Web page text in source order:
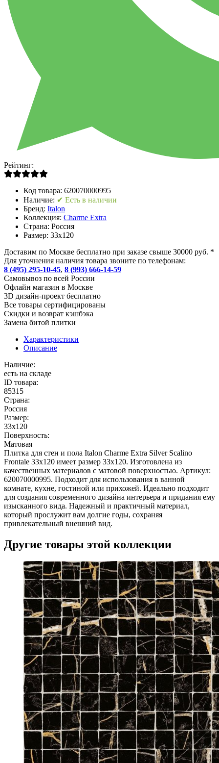
Рейтинг:
Код товара: 620070000995
Наличие: ✔ Есть в наличии
Бренд: Italon
Коллекция: Charme Extra
Страна: Россия
Размер: 33x120
Доставим по Москве бесплатно при заказе свыше 30000 руб. *
Для уточнения наличия товара звоните по телефонам:
8 (495) 295-10-45, 8 (993) 666-14-59
Cамовывоз по всей России
Офлайн магазин в Москве
3D дизайн-проект бесплатно
Все товары сертифицированы
Скидки и возврат кэшбэка
Замена битой плитки
Характеристики
Описание
Наличие:
есть на складе
ID товара:
85315
Страна:
Россия
Размер:
33x120
Поверхность:
Матовая
Плитка для стен и пола Italon Charme Extra Silver Scalino
Frontale 33x120 имеет размер 33x120. Изготовлена из
качественных материалов с матовой поверхностью. Артикул:
620070000995. Подходит для использования в ванной
комнате, кухне, гостиной или прихожей. Идеально подходит
для создания современного дизайна интерьера и придания ему
изысканного вида. Надежный и практичный материал,
который прослужит вам долгие годы, сохраняя
привлекательный внешний вид.
Другие товары этой коллекции